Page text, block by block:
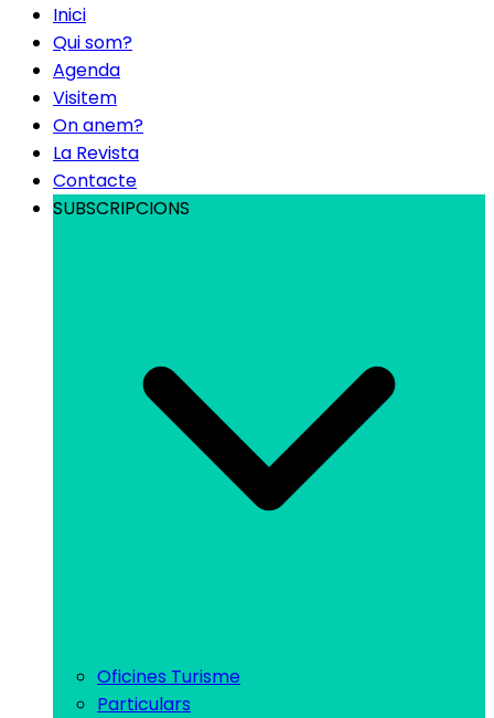
Inici
Qui som?
Agenda
Visitem
On anem?
La Revista
Contacte
SUBSCRIPCIONS
Oficines Turisme
Particulars